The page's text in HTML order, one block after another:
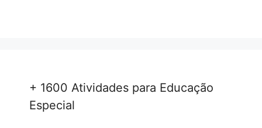
+ 1600 Atividades para Educação
Especial